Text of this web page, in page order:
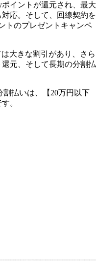
ポイントが還元され、最大
応。そして、回線契約を
トのプレゼントキャンペ
大きな割引があり、さら
元、そして長期の分割払
割払いは、【20万円以下
。